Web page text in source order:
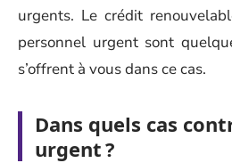
urgents. Le crédit
personnel urgent sont
s’offrent à vous dans ce cas.
Dans quels cas
urgent ?